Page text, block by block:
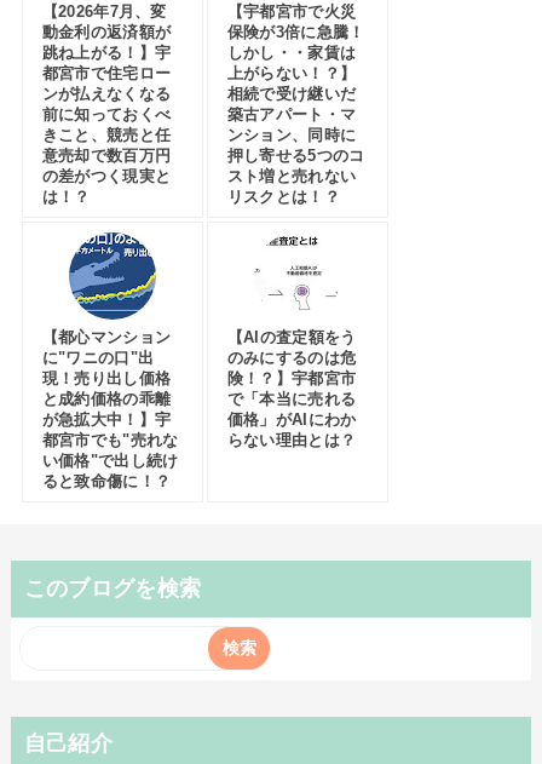
【2026年7月、変
動金利の返済額が
跳ね上がる！】宇
都宮市で住宅ロー
ンが払えなくなる
前に知っておくべ
きこと、競売と任
意売却で数百万円
の差がつく現実と
は！？
【宇都宮市で火災
保険が3倍に急騰！
しかし・・家賃は
上がらない！？】
相続で受け継いだ
築古アパート・マ
ンション、同時に
押し寄せる5つのコ
スト増と売れない
リスクとは！？
【都心マンション
に"ワニの口"出
現！売り出し価格
と成約価格の乖離
が急拡大中！】宇
都宮市でも"売れな
い価格"で出し続け
ると致命傷に！？
【AIの査定額をう
のみにするのは危
険！？】宇都宮市
で「本当に売れる
価格」がAIにわか
らない理由とは？
このブログを検索
自己紹介